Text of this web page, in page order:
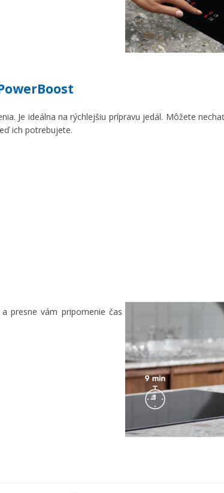
Je ideálna na rýchlejšiu prípravu jedál. Môžete
ich potrebujete.
presne vám pripomenie čas